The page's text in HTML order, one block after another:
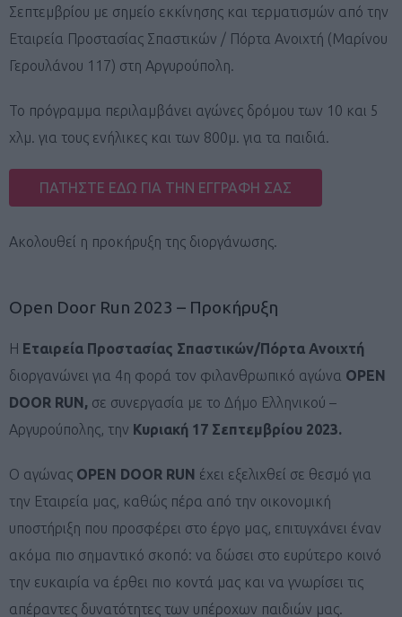
Σεπτεμβρίου με σημείο εκκίνησης και τερματισμών από την
Εταιρεία Προστασίας Σπαστικών / Πόρτα Ανοιχτή (Μαρίνου
Γερουλάνου 117) στη Αργυρούπολη.
Το πρόγραμμα περιλαμβάνει αγώνες δρόμου των 10 και 5
χλμ. για τους ενήλικες και των 800μ. για τα παιδιά.
ΠΑΤΗΣΤΕ ΕΔΩ ΓΙΑ ΤΗΝ ΕΓΓΡΑΦΗ ΣΑΣ
Ακολουθεί η προκήρυξη της διοργάνωσης.
Open Door Run 2023 – Προκήρυξη
Η Εταιρεία Προστασίας Σπαστικών/Πόρτα Ανοιχτή
διοργανώνει για 4η φορά τον φιλανθρωπικό αγώνα OPEN
DOOR RUN, σε συνεργασία με το Δήμο Ελληνικού –
Αργυρούπολης, την Κυριακή 17 Σεπτεμβρίου 2023.
Ο αγώνας OPEN DOOR RUN έχει εξελιχθεί σε θεσμό για
την Εταιρεία μας, καθώς πέρα από την οικονομική
υποστήριξη που προσφέρει στο έργο μας, επιτυγχάνει έναν
ακόμα πιο σημαντικό σκοπό: να δώσει στο ευρύτερο κοινό
την ευκαιρία να έρθει πιο κοντά μας και να γνωρίσει τις
απέραντες δυνατότητες των υπέροχων παιδιών μας.